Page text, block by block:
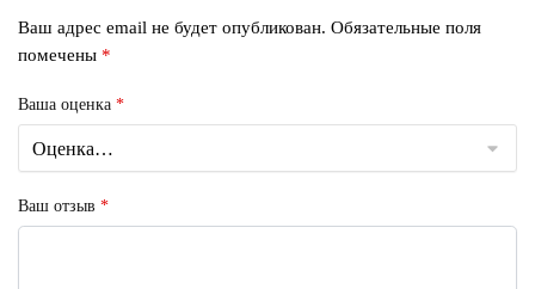
Ваш адрес email не будет опубликован. Обязательные поля
помечены *
Ваша оценка *
Ваш отзыв *